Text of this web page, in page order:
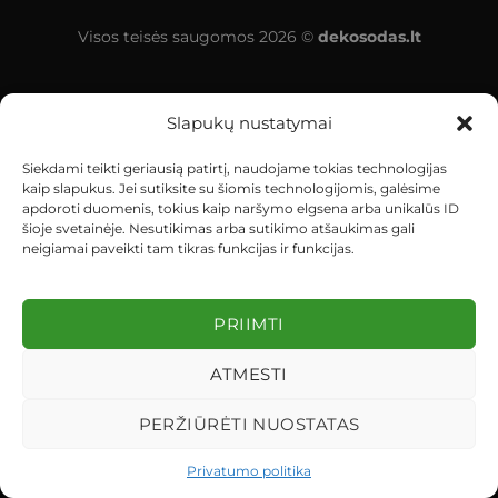
Slapukų nustatymai
Siekdami teikti geriausią patirtį, naudojame tokias technologijas
kaip slapukus. Jei sutiksite su šiomis technologijomis, galėsime
apdoroti duomenis, tokius kaip naršymo elgsena arba unikalūs ID
šioje svetainėje. Nesutikimas arba sutikimo atšaukimas gali
neigiamai paveikti tam tikras funkcijas ir funkcijas.
PRIIMTI
ATMESTI
PERŽIŪRĖTI NUOSTATAS
Privatumo politika
Visos teisės saugomos 2026 © dekosodas.lt